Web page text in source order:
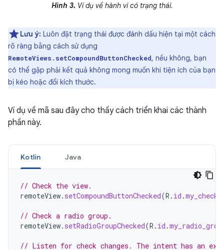
Hình 3. Ví dụ về hành vi có trạng thái.
Lưu ý: Luôn đặt trạng thái được đánh dấu hiện tại một cách
rõ ràng bằng cách sử dụng
RemoteViews.setCompoundButtonChecked, nếu không, bạn
có thể gặp phải kết quả không mong muốn khi tiện ích của bạn
bị kéo hoặc đổi kích thước.
Ví dụ về mã sau đây cho thấy cách triển khai các thành
phần này.
Kotlin Java
// Check the view.
remoteView. setCompoundButtonChecked(R . id .
// Check a radio group.
remoteView. setRadioGroupChecked(R . id .
// Listen for check changes. The intent has an